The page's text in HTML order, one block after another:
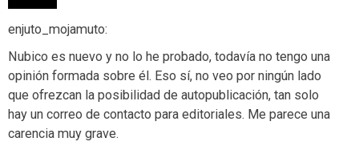
enjuto_mojamuto:
Nubico es nuevo y no lo he probado, todavía no tengo una
opinión formada sobre él. Eso sí, no veo por ningún lado
que ofrezcan la posibilidad de autopublicación, tan solo
hay un correo de contacto para editoriales. Me parece una
carencia muy grave.